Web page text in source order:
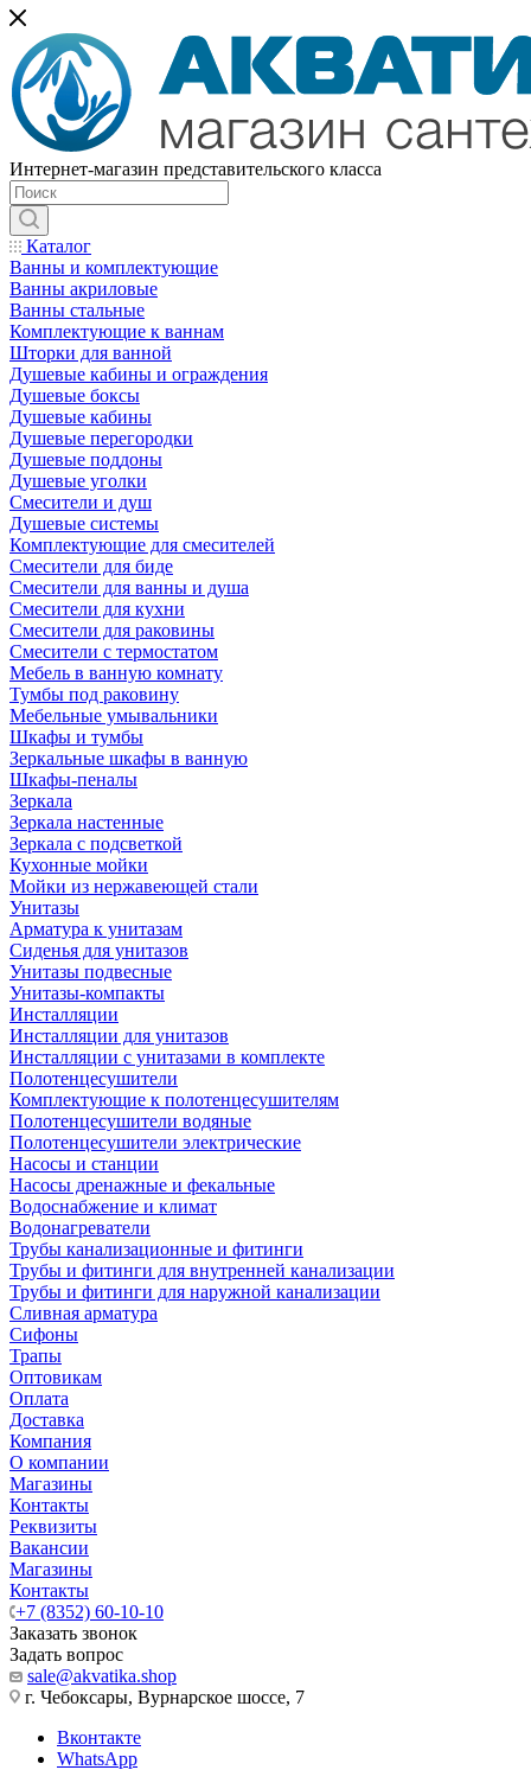
Интернет-магазин представительского класса
Каталог
Ванны и комплектующие
Ванны акриловые
Ванны стальные
Комплектующие к ваннам
Шторки для ванной
Душевые кабины и ограждения
Душевые боксы
Душевые кабины
Душевые перегородки
Душевые поддоны
Душевые уголки
Смесители и душ
Душевые системы
Комплектующие для смесителей
Смесители для биде
Смесители для ванны и душа
Смесители для кухни
Смесители для раковины
Смесители с термостатом
Мебель в ванную комнату
Тумбы под раковину
Мебельные умывальники
Шкафы и тумбы
Зеркальные шкафы в ванную
Шкафы-пеналы
Зеркала
Зеркала настенные
Зеркала с подсветкой
Кухонные мойки
Мойки из нержавеющей стали
Унитазы
Арматура к унитазам
Сиденья для унитазов
Унитазы подвесные
Унитазы-компакты
Инсталляции
Инсталляции для унитазов
Инсталляции с унитазами в комплекте
Полотенцесушители
Комплектующие к полотенцесушителям
Полотенцесушители водяные
Полотенцесушители электрические
Насосы и станции
Насосы дренажные и фекальные
Водоснабжение и климат
Водонагреватели
Трубы канализационные и фитинги
Трубы и фитинги для внутренней канализации
Трубы и фитинги для наружной канализации
Сливная арматура
Сифоны
Трапы
Оптовикам
Оплата
Доставка
Компания
О компании
Магазины
Контакты
Реквизиты
Вакансии
Магазины
Контакты
+7 (8352) 60-10-10
Заказать звонок
Задать вопрос
sale@akvatika.shop
г. Чебоксары, Вурнарское шоссе, 7
Вконтакте
WhatsApp